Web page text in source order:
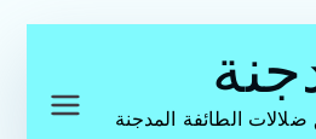
ضلالات الطائفة المدجنة